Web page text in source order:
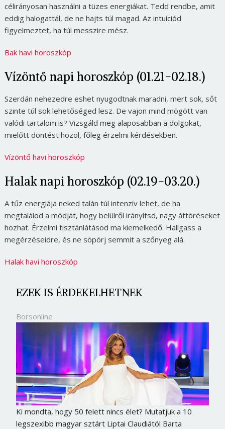
célirányosan használni a tüzes energiákat. Tedd rendbe, amit
eddig halogattál, de ne hajts túl magad. Az intuíciód
figyelmeztet, ha túl messzire mész.
Bak havi horoszkóp
Vízöntő napi horoszkóp (01.21-02.18.)
Szerdán nehezedre eshet nyugodtnak maradni, mert sok, sőt
szinte túl sok lehetőséged lesz. De vajon mind mögött van
valódi tartalom is? Vizsgáld meg alaposabban a dolgokat,
mielőtt döntést hozol, főleg érzelmi kérdésekben.
Vízöntő havi horoszkóp
Halak napi horoszkóp (02.19-03.20.)
A tűz energiája neked talán túl intenzív lehet, de ha
megtalálod a módját, hogy belülről irányítsd, nagy áttöréseket
hozhat. Érzelmi tisztánlátásod ma kiemelkedő. Hallgass a
megérzéseidre, és ne söpörj semmit a szőnyeg alá.
Halak havi horoszkóp
EZEK IS ÉRDEKELHETNEK
Borsonline
Ki mondta, hogy 50 felett nincs élet? Mutatjuk a 10
legszexibb magyar sztárt Liptai Claudiától Barta